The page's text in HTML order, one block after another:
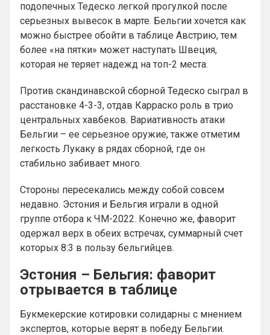
подопечных Тедеско легкой прогулкой после
серьезных вывесок в марте. Бельгии хочется как
можно быстрее обойти в таблице Австрию, тем
более «на пятки» может наступать Швеция,
которая не теряет надежд на топ-2 места.
Против скандинавской сборной Тедеско сыграл в
расстановке 4-3-3, отдав Карраско роль в трио
центральных хавбеков. Вариативность атаки
Бельгии – ее серьезное оружие, также отметим
легкость Лукаку в рядах сборной, где он
стабильно забивает много.
Стороны пересекались между собой совсем
недавно. Эстония и Бельгия играли в одной
группе отбора к ЧМ-2022. Конечно же, фаворит
одержал верх в обеих встречах, суммарный счет
которых 8:3 в пользу бельгийцев.
Эстония – Бельгия: фаворит
отрывается в таблице
Букмекерские котировки солидарны с мнением
экспертов, которые верят в победу Бельгии.